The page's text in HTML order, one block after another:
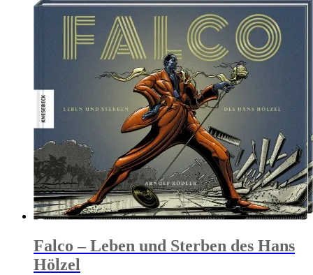
Falco – Leben und Sterben des Hans
Hölzel